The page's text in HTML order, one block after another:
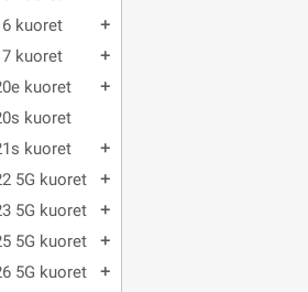
kuoret add
kuoret add
kuoret add
kuoret
kuoret
add
5G kuoret add
5G kuoret add
5G kuoret add
5G kuoret add